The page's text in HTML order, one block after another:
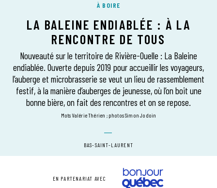
À BOIRE
LA BALEINE ENDIABLÉE : À LA
RENCONTRE DE TOUS
Nouveauté sur le territoire de Rivière-Ouelle : La Baleine
endiablée. Ouverte depuis 2019 pour accueillir les voyageurs,
l’auberge et microbrasserie se veut un lieu de rassemblement
festif, à la manière d’auberges de jeunesse, où l’on boit une
bonne bière, on fait des rencontres et on se repose.
mots Valérie Thérien photos Simon Jodoin
BAS-SAINT-LAURENT
EN PARTENARIAT AVEC